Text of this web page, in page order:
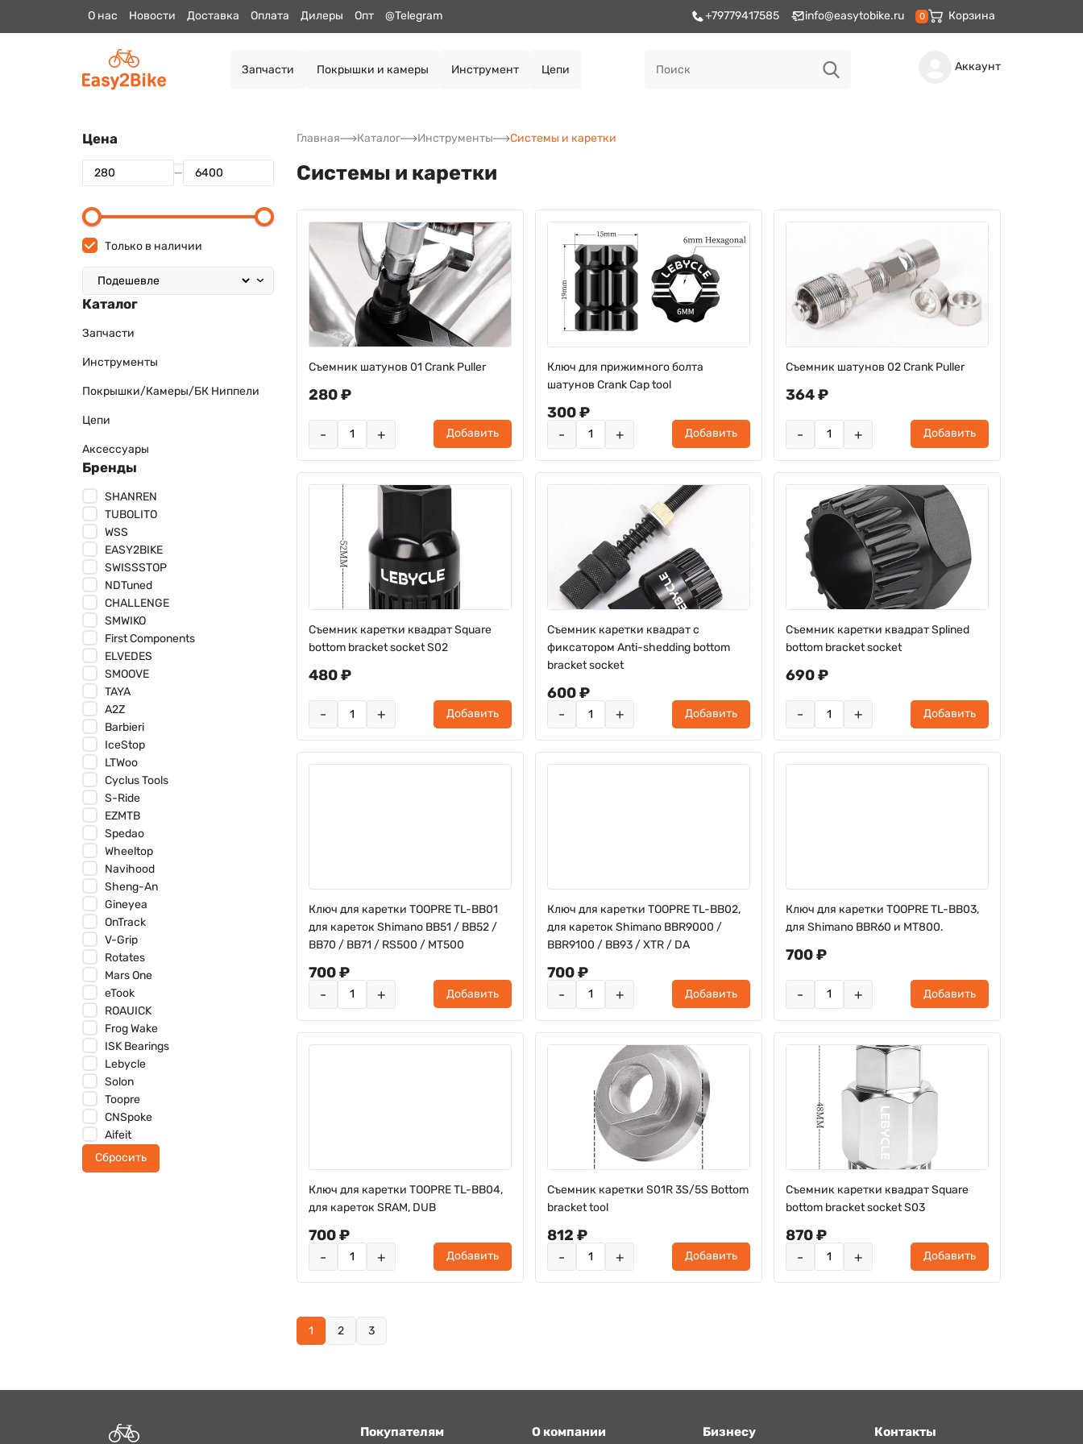
О нас Новости Доставка Оплата Дилеры Опт @Telegram +79779417585 info@easytobike.ru 0 Корзина
Запчасти Покрышки и камеры Инструмент Цепи Аккаунт
Цена
—
Только в наличии
Каталог
Запчасти
Инструменты
Покрышки/Камеры/БК Ниппели
Цепи
Аксессуары
Бренды
SHANREN
TUBOLITO
WSS
EASY2BIKE
SWISSSTOP
NDTuned
CHALLENGE
SMWIKO
First Components
ELVEDES
SMOOVE
TAYA
A2Z
Barbieri
IceStop
LTWoo
Cyclus Tools
S-Ride
EZMTB
Spedao
Wheeltop
Navihood
Sheng-An
Gineyea
OnTrack
V-Grip
Rotates
Mars One
eTook
ROAUICK
Frog Wake
ISK Bearings
Lebycle
Solon
Toopre
CNSpoke
Aifeit
Сбросить
Главная Каталог Инструменты Системы и каретки
Системы и каретки
Съемник шатунов 01 Crank Puller
280 ₽
- + Добавить
Ключ для прижимного болта
шатунов Crank Cap tool
300 ₽
- + Добавить
Съемник шатунов 02 Crank Puller
364 ₽
- + Добавить
Съемник каретки квадрат Square
bottom bracket socket S02
480 ₽
- + Добавить
Съемник каретки квадрат с
фиксатором Anti-shedding bottom
bracket socket
600 ₽
- + Добавить
Съемник каретки квадрат Splined
bottom bracket socket
690 ₽
- + Добавить
Ключ для каретки TOOPRE TL-BB01
для кареток Shimano BB51 / BB52 /
BB70 / BB71 / RS500 / MT500
700 ₽
- + Добавить
Ключ для каретки TOOPRE TL-BB02,
для кареток Shimano BBR9000 /
BBR9100 / BB93 / XTR / DA
700 ₽
- + Добавить
Ключ для каретки TOOPRE TL-BB03,
для Shimano BBR60 и MT800.
700 ₽
- + Добавить
Ключ для каретки TOOPRE TL-BB04,
для кареток SRAM, DUB
700 ₽
- + Добавить
Съемник каретки S01R 3S/5S Bottom
bracket tool
812 ₽
- + Добавить
Съемник каретки квадрат Square
bottom bracket socket S03
870 ₽
- + Добавить
1 2 3
Покупателям О компании Бизнесу Контакты